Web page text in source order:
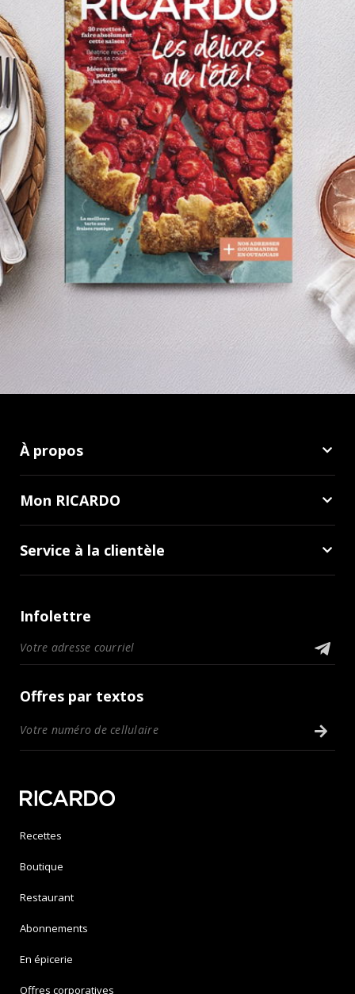
À propos
Mon RICARDO
Service à la clientèle
Infolettre
Offres par textos
Recettes
Boutique
Restaurant
Abonnements
En épicerie
Offres corporatives